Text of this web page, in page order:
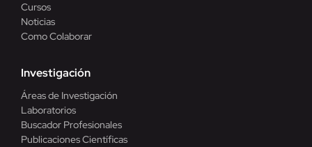
Cursos
Noticias
Como Colaborar
Investigación
Áreas de Investigación
Laboratorios
Buscador Profesionales
Publicaciones Científicas